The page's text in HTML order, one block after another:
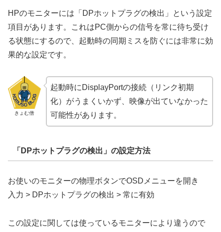
HPのモニターには「DPホットプラグの検出」という設定
項目があります。これはPC側からの信号を常に待ち受け
る状態にするので、起動時の同期ミスを防ぐには非常に効
果的な設定です。
きょむ僧
起動時にDisplayPortの接続（リンク初期
化）がうまくいかず、映像が出ていなかった
可能性があります。
「DPホットプラグの検出」の設定方法
お使いのモニターの物理ボタンでOSDメニューを開き
入力 > DPホットプラグの検出 > 常に有効
この設定に関しては使っているモニターにより違うので